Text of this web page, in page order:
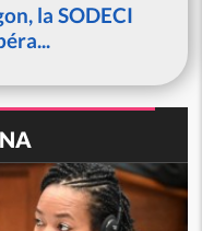
la SODECI